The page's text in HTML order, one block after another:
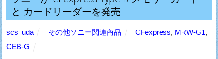
と カードリーダーを発売
scs_uda その他ソニー関連商品 CFexpress, MRW-G1,
CEB-G